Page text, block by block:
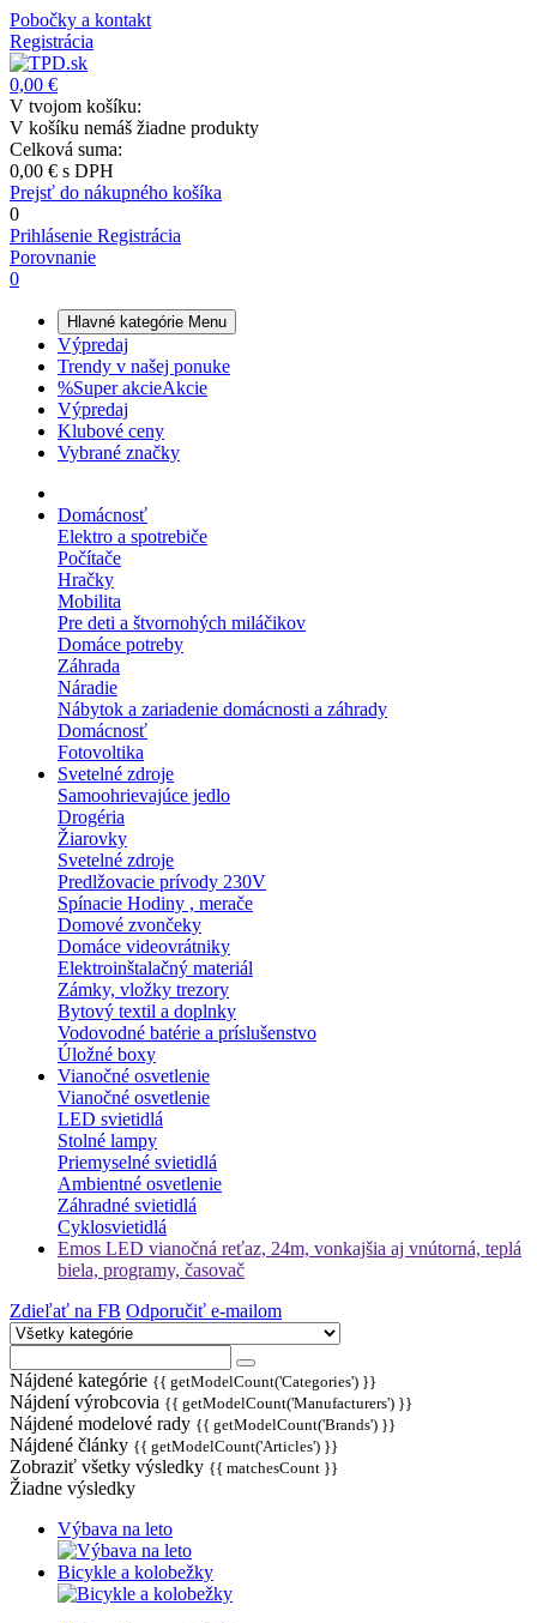
Pobočky a kontakt
Registrácia
0,00 €
V tvojom košíku:
V košíku nemáš žiadne produkty
Celková suma:
0,00 € s DPH
Prejsť do nákupného košíka
0
Prihlásenie Registrácia
Porovnanie
0
Hlavné kategórie Menu
Výpredaj
Trendy v našej ponuke
%Super akcieAkcie
Výpredaj
Klubové ceny
Vybrané značky
Domácnosť
Elektro a spotrebiče
Počítače
Hračky
Mobilita
Pre deti a štvornohých miláčikov
Domáce potreby
Záhrada
Náradie
Nábytok a zariadenie domácnosti a záhrady
Domácnosť
Fotovoltika
Svetelné zdroje
Samoohrievajúce jedlo
Drogéria
Žiarovky
Svetelné zdroje
Predlžovacie prívody 230V
Spínacie Hodiny , merače
Domové zvončeky
Domáce videovrátniky
Elektroinštalačný materiál
Zámky, vložky trezory
Bytový textil a doplnky
Vodovodné batérie a príslušenstvo
Úložné boxy
Vianočné osvetlenie
Vianočné osvetlenie
LED svietidlá
Stolné lampy
Priemyselné svietidlá
Ambientné osvetlenie
Záhradné svietidlá
Cyklosvietidlá
Emos LED vianočná reťaz, 24m, vonkajšia aj vnútorná, teplá
biela, programy, časovač
Zdieľať na FB Odporučiť e-mailom
Nájdené kategórie {{ getModelCount('Categories') }}
Nájdení výrobcovia {{ getModelCount('Manufacturers') }}
Nájdené modelové rady {{ getModelCount('Brands') }}
Nájdené články {{ getModelCount('Articles') }}
Zobraziť všetky výsledky {{ matchesCount }}
Žiadne výsledky
Výbava na leto
Bicykle a kolobežky